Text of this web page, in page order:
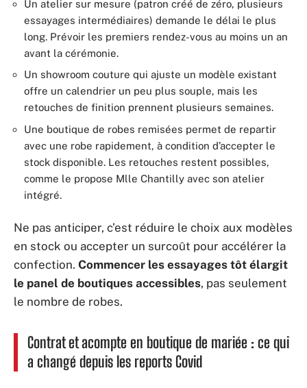
Un atelier sur mesure (patron créé de zéro, plusieurs
essayages intermédiaires) demande le délai le plus
long. Prévoir les premiers rendez-vous au moins un an
avant la cérémonie.
Un showroom couture qui ajuste un modèle existant
offre un calendrier un peu plus souple, mais les
retouches de finition prennent plusieurs semaines.
Une boutique de robes remisées permet de repartir
avec une robe rapidement, à condition d’accepter le
stock disponible. Les retouches restent possibles,
comme le propose Mlle Chantilly avec son atelier
intégré.
Ne pas anticiper, c’est réduire le choix aux modèles
en stock ou accepter un surcoût pour accélérer la
confection. Commencer les essayages tôt élargit
le panel de boutiques accessibles, pas seulement
le nombre de robes.
Contrat et acompte en boutique de mariée : ce qui
a changé depuis les reports Covid